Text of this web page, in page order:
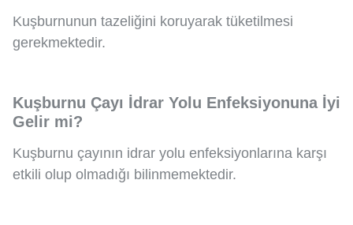
Kuşburnunun tazeliğini koruyarak tüketilmesi
gerekmektedir.
Kuşburnu Çayı İdrar Yolu Enfeksiyonuna İyi
Gelir mi?
Kuşburnu çayının idrar yolu enfeksiyonlarına karşı
etkili olup olmadığı bilinmemektedir.